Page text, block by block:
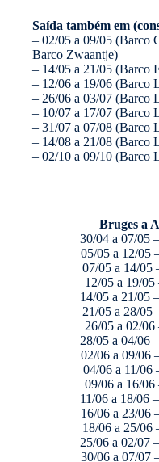
Saída também em
– 02/05 a 09/05 (Barco
Barco Zwaantje)
– 14/05 a 21/05 (Barco
– 12/06 a 19/06 (Barco
– 26/06 a 03/07 (Barco
– 10/07 a 17/07 (Barco
– 31/07 a 07/08 (Barco
– 14/08 a 21/08 (Barco
– 02/10 a 09/10 (Barco
Bruges a
30/04 a 07/05
05/05 a 12/05
07/05 a 14/05
12/05 a 19/
14/05 a 21/05
21/05 a 28/05
26/05 a 02/
28/05 a 04/06
02/06 a 09/06
04/06 a 11/06
09/06 a 16/
11/06 a 18/06
16/06 a 23/06
18/06 a 25/06
25/06 a 02/07
30/06 a 07/07